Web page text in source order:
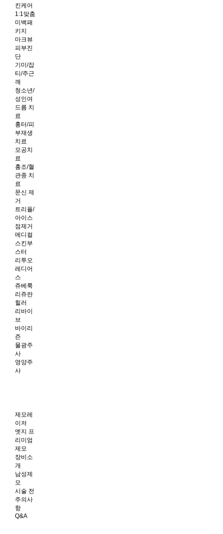
킨케어
1:1맞춤
미백패
키지
마크뷰
피부진
단
기미/잡
티/주근
깨
청소년/
성인여
드름 치
료
흉터/피
부재생
치료
모공치
료
홍조/혈
관종 치
료
문신 제
거
트리플/
아이스
점제거
메디컬
스킨부
스터
리투오
레디어
스
쥬베룩
리쥬란
힐러
리바이
브
바이리
즌
물광주
사
영양주
사
제모레
이저
엣지 프
리미엄
제모
장비소
개
남성제
모
시술 전
주의사
항
Q&A